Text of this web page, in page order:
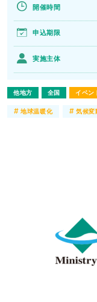
他地方 全国 イベン
開催時間
申込期限
実施主体
#地球温暖化 # 気候変